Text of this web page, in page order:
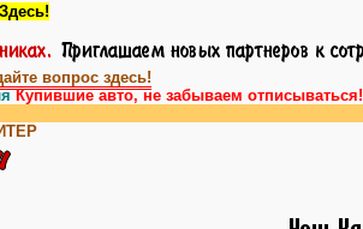
Здесь!
вопрос здесь!
Купившие авто, не забываем отписываться!